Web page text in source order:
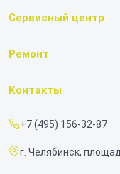
Сервисный центр
О нашем сервисе
Срочный ремонт
Доставка и способы
Ремонт
Ноутбуков
Контакты
+7 (495) 156-32-87
г. Челябинск,